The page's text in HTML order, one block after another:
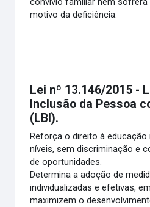
motivo da deficiência.
Lei nº 13.146/2015 -
Inclusão da Pessoa
(LBI).
Reforça o direito à
níveis, sem discriminação e
de oportunidades.
Determina a adoção de
individualizadas e efetivas,
maximizem o